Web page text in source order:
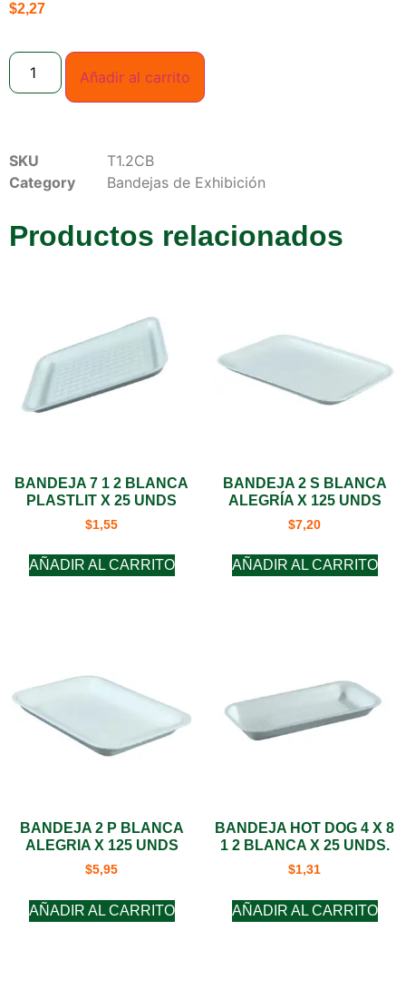
$2,27
Añadir al carrito
SKU
T1.2CB
Category
Bandejas de Exhibición
Productos relacionados
BANDEJA 7 1 2 BLANCA
PLASTLIT X 25 UNDS
$1,55
AÑADIR AL CARRITO
BANDEJA 2 S BLANCA
ALEGRÍA X 125 UNDS
$7,20
AÑADIR AL CARRITO
BANDEJA 2 P BLANCA
ALEGRIA X 125 UNDS
$5,95
AÑADIR AL CARRITO
BANDEJA HOT DOG 4 X 8
1 2 BLANCA X 25 UNDS.
$1,31
AÑADIR AL CARRITO